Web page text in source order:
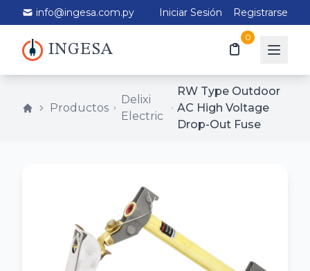
info@ingesa.com.py Iniciar Sesión Registrarse
INGESA
0
Productos
Delixi
Electric
RW Type Outdoor
AC High Voltage
Drop-Out Fuse